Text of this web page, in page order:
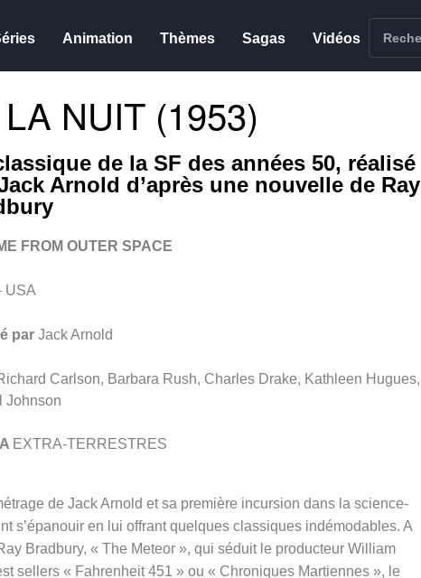
Animation Thèmes Sagas Vidéos
NUIT (1953)
de la SF des années 50, réalisé
Arnold d’après une nouvelle de Ray
FROM OUTER SPACE
USA
par Jack Arnold
Carlson, Barbara Rush, Charles Drake, Kathleen Hugues,
Johnson
EXTRA-TERRESTRES
de Jack Arnold et sa première incursion dans la science-
s’épanouir en lui offrant quelques classiques indémodables. A
Bradbury, « The Meteor », qui séduit le producteur William
sellers « Fahrenheit 451 » ou « Chroniques Martiennes », le